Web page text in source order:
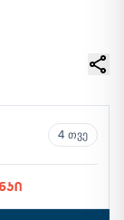
4 თვე